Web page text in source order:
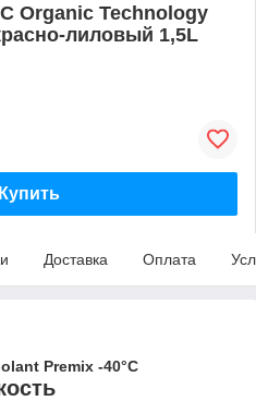
Organic Technology
лиловый 1,5L
Купить
Доставка Оплата
Premix -40°C